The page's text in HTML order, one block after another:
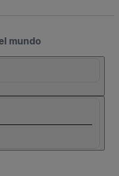
mundo